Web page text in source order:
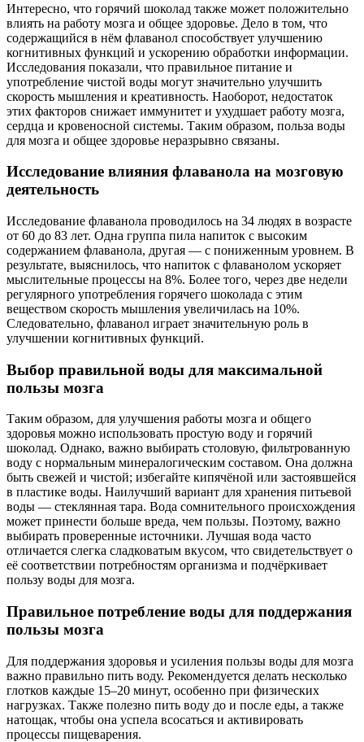
Интересно, что горячий шоколад также может положительно
влиять на работу мозга и общее здоровье. Дело в том, что
содержащийся в нём флаванол способствует улучшению
когнитивных функций и ускорению обработки информации.
Исследования показали, что правильное питание и
употребление чистой воды могут значительно улучшить
скорость мышления и креативность. Наоборот, недостаток
этих факторов снижает иммунитет и ухудшает работу мозга,
сердца и кровеносной системы. Таким образом, польза воды
для мозга и общее здоровье неразрывно связаны.
Исследование влияния флаванола на мозговую
деятельность
Исследование флаванола проводилось на 34 людях в возрасте
от 60 до 83 лет. Одна группа пила напиток с высоким
содержанием флаванола, другая — с пониженным уровнем. В
результате, выяснилось, что напиток с флаванолом ускоряет
мыслительные процессы на 8%. Более того, через две недели
регулярного употребления горячего шоколада с этим
веществом скорость мышления увеличилась на 10%.
Следовательно, флаванол играет значительную роль в
улучшении когнитивных функций.
Выбор правильной воды для максимальной
пользы мозга
Таким образом, для улучшения работы мозга и общего
здоровья можно использовать простую воду и горячий
шоколад. Однако, важно выбирать столовую, фильтрованную
воду с нормальным минералогическим составом. Она должна
быть свежей и чистой; избегайте кипячёной или застоявшейся
в пластике воды. Наилучший вариант для хранения питьевой
воды — стеклянная тара. Вода сомнительного происхождения
может принести больше вреда, чем пользы. Поэтому, важно
выбирать проверенные источники. Лучшая вода часто
отличается слегка сладковатым вкусом, что свидетельствует о
её соответствии потребностям организма и подчёркивает
пользу воды для мозга.
Правильное потребление воды для поддержания
пользы мозга
Для поддержания здоровья и усиления пользы воды для мозга
важно правильно пить воду. Рекомендуется делать несколько
глотков каждые 15–20 минут, особенно при физических
нагрузках. Также полезно пить воду до и после еды, а также
натощак, чтобы она успела всосаться и активировать
процессы пищеварения.